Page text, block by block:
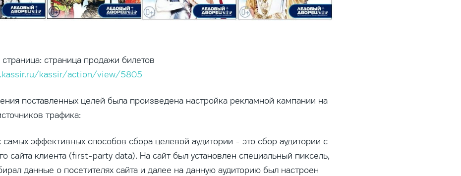
страница продажи билетов
kassir/action/view/5805
поставленных целей была произведена настройка рекламной кампании на
трафика:
эффективных способов сбора целевой аудитории - это сбор аудитории с
сайта клиента (first-party data). На сайт был установлен специальный пиксель,
данные о посетителях сайта и далее на данную аудиторию был настроен